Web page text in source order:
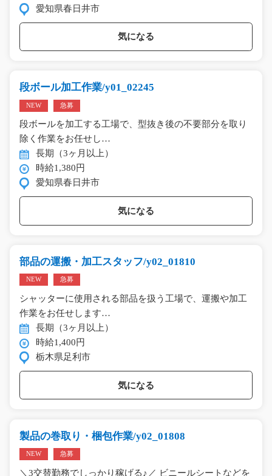
愛知県春日井市
気になる
段ボール加工作業/y01_02245
NEW 急募
段ボールを加工する工場で、型抜き後の不要部分を取り
除く作業をお任せし…
長期（3ヶ月以上）
時給1,380円
愛知県春日井市
気になる
部品の運搬・加工スタッフ/y02_01810
NEW 急募
シャッターに使用される部品を扱う工場で、運搬や加工
作業をお任せします…
長期（3ヶ月以上）
時給1,400円
栃木県足利市
気になる
製品の巻取り・梱包作業/y02_01808
NEW 急募
＼3交替勤務でしっかり稼げる♪／ ビニールシートなどを